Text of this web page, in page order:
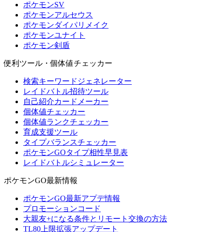
ポケモンSV
ポケモンアルセウス
ポケモンダイパリメイク
ポケモンユナイト
ポケモン剣盾
便利ツール・個体値チェッカー
検索キーワードジェネレーター
レイドバトル招待ツール
自己紹介カードメーカー
個体値チェッカー
個体値ランクチェッカー
育成支援ツール
タイプバランスチェッカー
ポケモンGOタイプ相性早見表
レイドバトルシミュレーター
ポケモンGO最新情報
ポケモンGO最新アプデ情報
プロモーションコード
大親友+になる条件とリモート交換の方法
TL80上限拡張アップデート